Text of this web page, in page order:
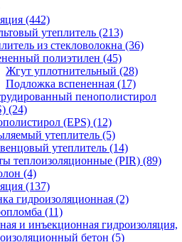
(442)
утеплитель (213)
из стекловолокна (36)
полиэтилен (45)
Жгут уплотнительный (28)
Подложка вспененная (17)
пенополистирол
(24)
(EPS) (12)
утеплитель (5)
утеплитель (14)
теплоизоляционные (PIR) (89)
(4)
(137)
гидроизоляционная (2)
(11)
и инъекционная гидроизоляция,
бетон (5)